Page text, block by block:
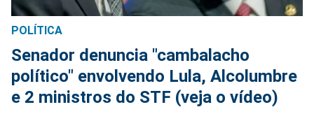
POLÍTICA
Senador denuncia "cambalacho
político" envolvendo Lula, Alcolumbre
e 2 ministros do STF (veja o vídeo)